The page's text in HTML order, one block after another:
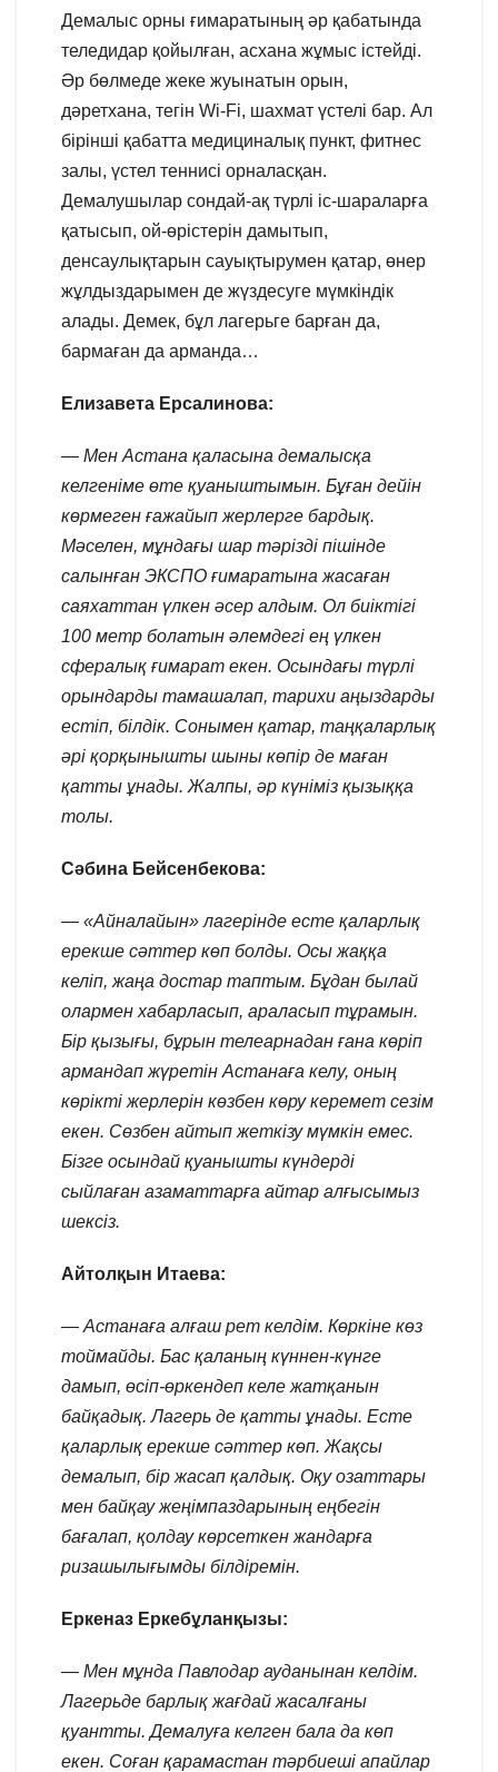
Демалыс орны ғимаратының әр қабатында
теледидар қойылған, асхана жұмыс істейді.
Әр бөлмеде жеке жуынатын орын,
дәретхана, тегін Wi-Fi, шахмат үстелі бар. Ал
бірінші қабатта медициналық пункт, фитнес
залы, үстел теннисі орналасқан.
Демалушылар сондай-ақ түрлі іс-шараларға
қатысып, ой-өрістерін дамытып,
денсаулықтарын сауықтырумен қатар, өнер
жұлдыздарымен де жүздесуге мүмкіндік
алады. Демек, бұл лагерьге барған да,
бармаған да арманда…
Елизавета Ерсалинова:
— Мен Астана қаласына демалысқа
келгеніме өте қуаныштымын. Бұған дейін
көрмеген ғажайып жерлерге бардық.
Мәселен, мұндағы шар тәрізді пішінде
салынған ЭКСПО ғимаратына жасаған
саяхаттан үлкен әсер алдым. Ол биіктігі
100 метр болатын әлемдегі ең үлкен
сфералық ғимарат екен. Осындағы түрлі
орындарды тамашалап, тарихи аңыздарды
естіп, білдік. Сонымен қатар, таңқаларлық
әрі қорқынышты шыны көпір де маған
қатты ұнады. Жалпы, әр күніміз қызыққа
толы.
Сәбина Бейсенбекова:
— «Айналайын» лагерінде есте қаларлық
ерекше сәттер көп болды. Осы жаққа
келіп, жаңа достар таптым. Бұдан былай
олармен хабарласып, араласып тұрамын.
Бір қызығы, бұрын телеарнадан ғана көріп
армандап жүретін Астанаға келу, оның
көрікті жерлерін көзбен көру керемет сезім
екен. Сөзбен айтып жеткізу мүмкін емес.
Бізге осындай қуанышты күндерді
сыйлаған азаматтарға айтар алғысымыз
шексіз.
Айтолқын Итаева:
— Астанаға алғаш рет келдім. Көркіне көз
тоймайды. Бас қаланың күннен-күнге
дамып, өсіп-өркендеп келе жатқанын
байқадық. Лагерь де қатты ұнады. Есте
қаларлық ерекше сәттер көп. Жақсы
демалып, бір жасап қалдық. Оқу озаттары
мен байқау жеңімпаздарының еңбегін
бағалап, қолдау көрсеткен жандарға
ризашылығымды білдіремін.
Еркеназ Еркебұланқызы:
— Мен мұнда Павлодар ауданынан келдім.
Лагерьде барлық жағдай жасалғаны
қуантты. Демалуға келген бала да көп
екен. Соған қарамастан тәрбиеші апайлар